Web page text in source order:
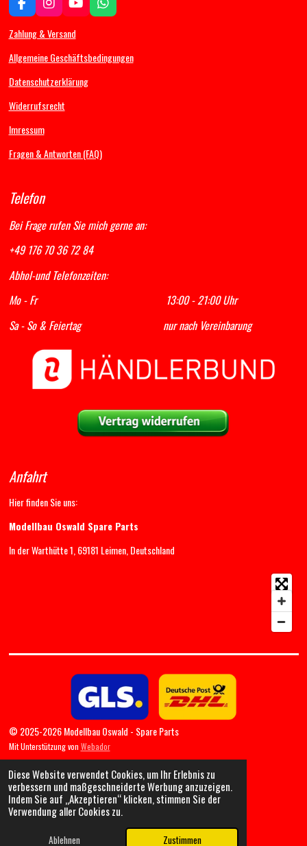
Diese Website verwendet Cookies, um Ihr Erlebnis zu
verbessern und maßgeschneiderte Werbung anzuzeigen.
Indem Sie auf „Akzeptieren“ klicken, stimmen Sie der
Verwendung aller Cookies zu.
Ablehnen Zustimmen
F
a
c
b
o
I
n
s
a
r
m
Y
o
u
u
e
W
h
s
Zahlung & Versand
Allgemeine Geschäftsbedingungen
Datenschutzerklärung
Widerrufsrecht
Imressum
Fragen & Antworten (FAQ)
Telefon
Bei Frage rufen Sie mich gerne an:
+49 176 70 36 72 84
Abhol-und Telefonzeiten:
Mo - Fr 13:00 - 21:00 Uhr
Sa - So & Feiertag nur nach Vereinbarung
Anfahrt
Hier finden Sie uns:
Modellbau Oswald Spare Parts
In der Warthütte 1, 69181 Leimen, Deutschland
© 2025-2026 Modellbau Oswald - Spare Parts
Mit Unterstützung von Webador